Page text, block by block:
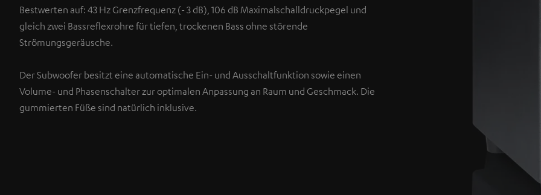
Bestwerten auf: 43 Hz Grenzfrequenz (- 3 dB), 106 dB Maximalschalldruckpegel und
gleich zwei Bassreflexrohre für tiefen, trockenen Bass ohne störende
Strömungsgeräusche.
Der Subwoofer besitzt eine automatische Ein- und Ausschaltfunktion sowie einen
Volume- und Phasenschalter zur optimalen Anpassung an Raum und Geschmack. Die
gummierten Füße sind natürlich inklusive.